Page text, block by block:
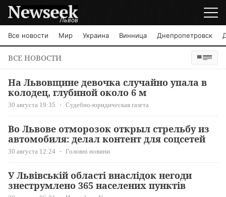
Львов
Все новости Мир Украина Винница Днепропетровск
ВСЕ НОВОСТИ
На Львовщине девочка случайно упала в
колодец, глубиной около 6 м
30 августа 19:35 Судебно-юридическая газета
Во Львове отморозок открыл стрельбу из
автомобиля: делал контент для соцсетей
30 августа 12:24 Головні новини
У Львівській області внаслідок негоди
знеструмлено 365 населених пунктів